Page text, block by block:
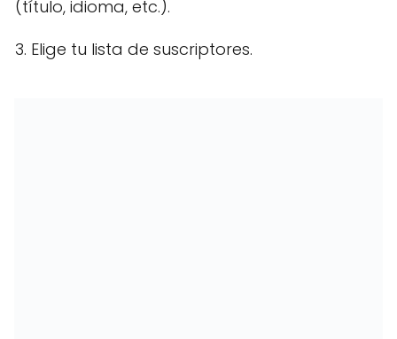
(título, idioma, etc.).
3. Elige tu lista de suscriptores.